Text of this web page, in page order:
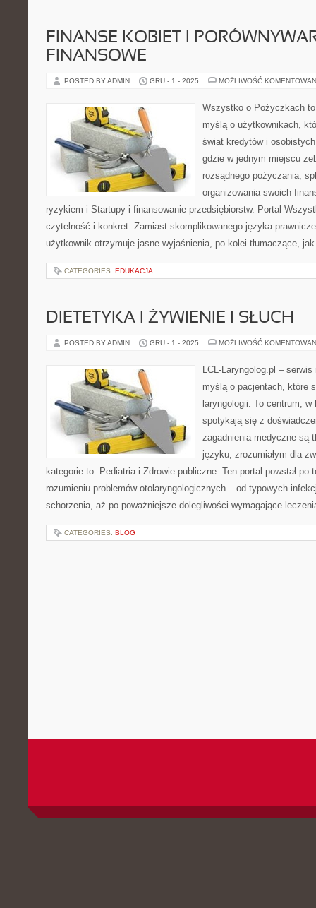
FINANSE KOBIET I
FINANSOWE
POSTED BY ADMIN GRU - 1 - 2025 MOŻLIWOŚĆ
Wszystko o Pożyczkach
myślą o użytkownikach,
świat kredytów i
gdzie w jednym miejscu
rozsądnego pożyczania,
organizowania swoich
ryzykiem i Startupy i finansowanie przedsiębiorstw. Portal
czytelność i konkret. Zamiast skomplikowanego języka
użytkownik otrzymuje jasne wyjaśnienia, po kolei tłumaczące,
CATEGORIES: EDUKACJA
DIETETYKA I ŻYWIENIE I SŁUCH
POSTED BY ADMIN GRU - 1 - 2025 MOŻLIWOŚĆ
LCL-Laryngolog.pl –
myślą o pacjentach, które
laryngologii. To centrum,
spotykają się z
zagadnienia medyczne są
języku, zrozumiałym dla
kategorie to: Pediatria i Zdrowie publiczne. Ten portal powstał po
rozumieniu problemów otolaryngologicznych – od typowych
schorzenia, aż po poważniejsze dolegliwości wymagające
CATEGORIES: BLOG